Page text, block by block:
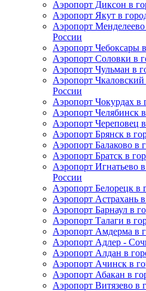
Аэропорт Диксон в
Аэропорт Якут в
Аэропорт
России
Аэропорт Чебоксары
Аэропорт Соловки в
Аэропорт Чульман в
Аэропорт
России
Аэропорт Чокурдах в
Аэропорт Челябинск
Аэропорт Череповец
Аэропорт Брянск в
Аэропорт Балаково в
Аэропорт Братск в
Аэропорт Игнатьево
России
Аэропорт Белорецк в
Аэропорт Астрахань
Аэропорт Барнаул в
Аэропорт Талаги в
Аэропорт Амдерма в
Аэропорт Адлер -
Аэропорт Алдан в
Аэропорт Ачинск в
Аэропорт Абакан в
Аэропорт Витязево в